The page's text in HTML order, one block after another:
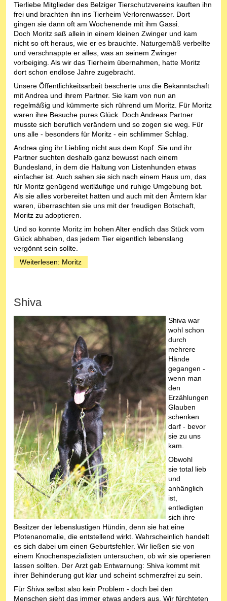
Tierliebe Mitglieder des Belziger Tierschutzvereins kauften ihn
frei und brachten ihn ins Tierheim Verlorenwasser. Dort
gingen sie dann oft am Wochenende mit ihm Gassi.
Doch Moritz saß allein in einem kleinen Zwinger und kam
nicht so oft heraus, wie er es brauchte. Naturgemäß verbellte
und verschnappte er alles, was an seinem Zwinger
vorbeiging. Als wir das Tierheim übernahmen, hatte Moritz
dort schon endlose Jahre zugebracht.
Unsere Öffentlichkeitsarbeit bescherte uns die Bekanntschaft
mit Andrea und ihrem Partner. Sie kam von nun an
regelmäßig und kümmerte sich rührend um Moritz. Für Moritz
waren ihre Besuche pures Glück. Doch Andreas Partner
musste sich beruflich verändern und so zogen sie weg. Für
uns alle - besonders für Moritz - ein schlimmer Schlag.
Andrea ging ihr Liebling nicht aus dem Kopf. Sie und ihr
Partner suchten deshalb ganz bewusst nach einem
Bundesland, in dem die Haltung von Listenhunden etwas
einfacher ist. Auch sahen sie sich nach einem Haus um, das
für Moritz genügend weitläufige und ruhige Umgebung bot.
Als sie alles vorbereitet hatten und auch mit den Ämtern klar
waren, überraschten sie uns mit der freudigen Botschaft,
Moritz zu adoptieren.
Und so konnte Moritz im hohen Alter endlich das Stück vom
Glück abhaben, das jedem Tier eigentlich lebenslang
vergönnt sein sollte.
Weiterlesen: Moritz
Shiva
Shiva war
wohl schon
durch
mehrere
Hände
gegangen -
wenn man
den
Erzählungen
Glauben
schenken
darf - bevor
sie zu uns
kam.
Obwohl
sie total lieb
und
anhänglich
ist,
entledigten
sich ihre
Besitzer der lebenslustigen Hündin, denn sie hat eine
Pfotenanomalie, die entstellend wirkt. Wahrscheinlich handelt
es sich dabei um einen Geburtsfehler. Wir ließen sie von
einem Knochenspezialisten untersuchen, ob wir sie operieren
lassen sollten. Der Arzt gab Entwarnung: Shiva kommt mit
ihrer Behinderung gut klar und scheint schmerzfrei zu sein.
Für Shiva selbst also kein Problem - doch bei den
Menschen sieht das immer etwas anders aus. Wir fürchteten